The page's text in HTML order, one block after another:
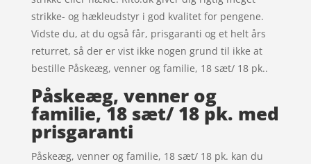
strikke- og hækleudstyr i god kvalitet for pengene.
Vidste du, at du også får, prisgaranti og et helt års
returret, så der er vist ikke nogen grund til ikke at
bestille Påskeæg, venner og familie, 18 sæt/ 18 pk..
Påskeæg, venner og
familie, 18 sæt/ 18 pk. med
prisgaranti
Påskeæg, venner og familie, 18 sæt/ 18 pk. kan du